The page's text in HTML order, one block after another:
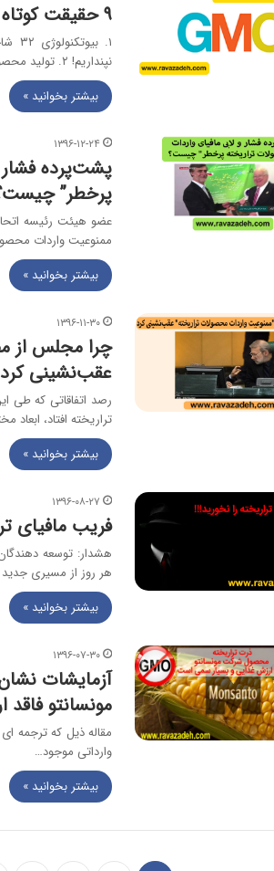
۹ حقیقت کوتاه درباره تراریخته ها
۱.
نپنداریم! ۲. تولید محصولات تراریخته در ۳۹…
بیشتر بخوانید »
۱۳۹۶-۱۲-۲۴
پشت‌پرده فشار
پرخطر”
عضو هیئت رئیسه
ممنوعیت واردات
بیشتر بخوانید »
۱۳۹۶-۱۱-۳۰
چرا مجلس از
عقب‌نشینی کرد
رصد اتفاقاتی که طی
تراریخته افتاد، ابعاد
بیشتر بخوانید »
۱۳۹۶-۰۸-۲۷
فریب مافیای
هشدار: توسعه
هر روز از مسیری
بیشتر بخوانید »
۱۳۹۶-۰۷-۳۰
آزمایشات
مونسانتو
مقاله ذیل که ترجمه
وارداتی موجود…
بیشتر بخوانید »